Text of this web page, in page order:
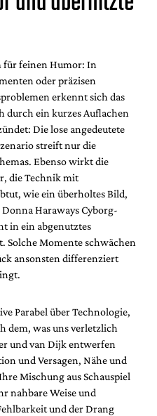
für feinen Humor: In
oder präzisen
erkennt sich das
durch ein kurzes Auflachen
Die lose angedeutete
streift nur die
Ebenso wirkt die
die Technik mit
wie ein überholtes Bild,
Haraways Cyborg-
in ein abgenutztes
Solche Momente schwächen
ansonsten differenziert
Parabel über Technologie,
dem, was uns verletzlich
und van Dijk entwerfen
und Versagen, Nähe und
Mischung aus Schauspiel
nahbare Weise und
und der Drang